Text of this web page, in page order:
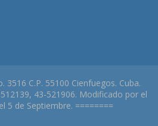
3516 C.P. 55100 Cienfuegos. Cuba.
43-521906. Modificado por el
5 de Septiembre. ========